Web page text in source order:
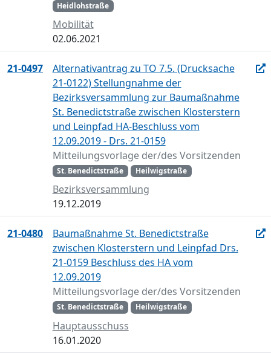
Heidlohstraße
Mobilität
02.06.2021
21-0497
Alternativantrag zu TO 7.5. (Drucksache
21-0122) Stellungnahme der
Bezirksversammlung zur Baumaßnahme
St. Benedictstraße zwischen Klosterstern
und Leinpfad HA-Beschluss vom
12.09.2019 - Drs. 21-0159
Mitteilungsvorlage der/des Vorsitzenden
St. Benedictstraße Heilwigstraße
Bezirksversammlung
19.12.2019
21-0480
Baumaßnahme St. Benedictstraße
zwischen Klosterstern und Leinpfad Drs.
21-0159 Beschluss des HA vom
12.09.2019
Mitteilungsvorlage der/des Vorsitzenden
St. Benedictstraße Heilwigstraße
Hauptausschuss
16.01.2020